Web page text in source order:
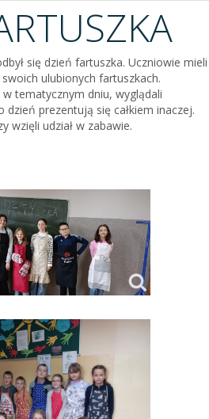
się dzień fartuszka. Uczniowie mieli
ulubionych fartuszkach.
w tematycznym dniu, wyglądali
prezentują się całkiem inaczej.
wzięli udział w zabawie.